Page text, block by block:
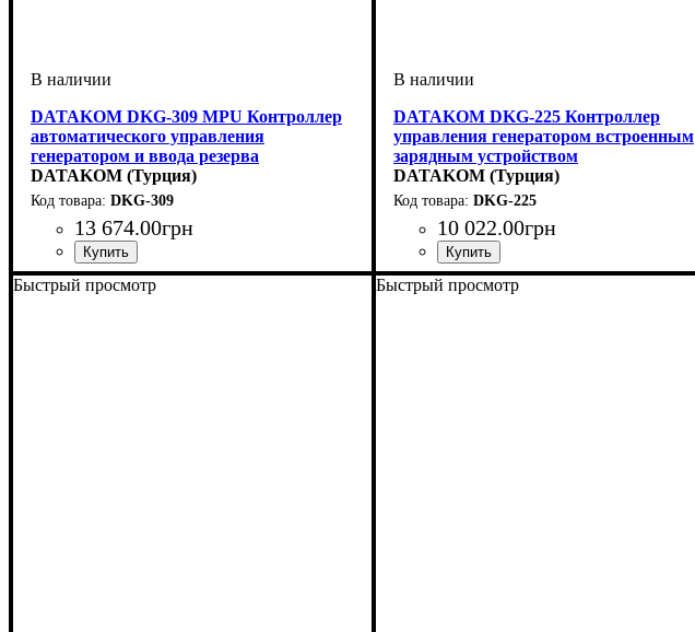
DATAKOM DKG-309 MPU Контроллер
автоматического управления
генератором и ввода резерва
DATAKOM (Турция)
DKG-309
13 674.00грн
DATAKOM DKG-225 Контроллер
управления генератором встроенным
зарядным устройством
DATAKOM (Турция)
DKG-225
10 022.00грн
Быстрый просмотр Быстрый просмотр